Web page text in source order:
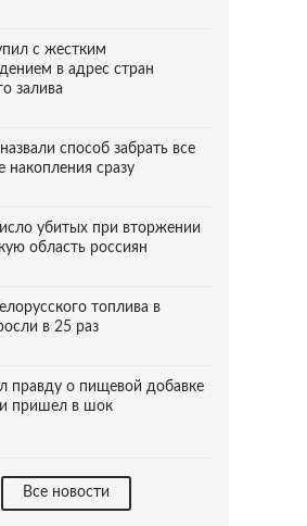
с жестким
в адрес стран
залива
способ забрать все
накопления сразу
убитых при вторжении
область россиян
топлива в
в 25 раз
правду о пищевой добавке
и пришел в шок
Все новости